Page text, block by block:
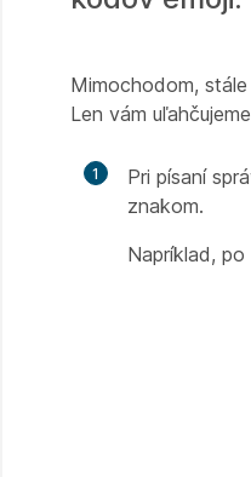
Mimochodom,
Len vám
1
Pri písaní
znakom.
Napríklad,